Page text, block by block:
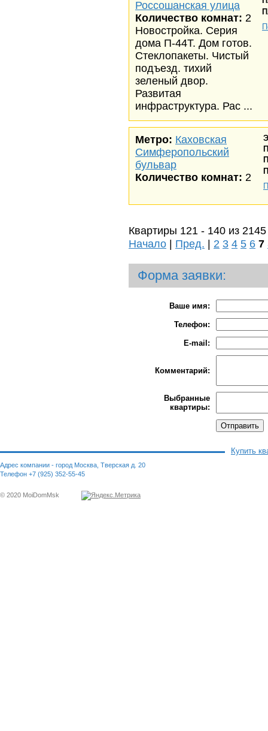
Россошанская улица
Количество комнат: 2
Новостройка. Серия
дома П-44Т. Дом готов.
Стеклопакеты. Чистый
подъезд. тихий
зеленый двор.
Развитая
инфраструктура. Рас ...
Метро: Каховская
Симферопольский
бульвар
Количество комнат: 2
Квартиры 121 - 140 из 2145
Начало | Пред. | 2 3 4 5 6 7
Форма заявки:
Ваше имя:
Телефон:
E-mail:
Комментарий:
Выбранные
квартиры:
Купить
Адрес компании - город Москва, Тверская д. 20
Телефон +7 (925) 352-55-45
© 2020 MoiDomMsk